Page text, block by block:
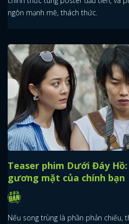
ngôn mạnh mẽ, thách thức.
Teaser phim Dưới Đáy
gương mặt của chính bạn
Nếu song trùng là phần phản chiếu,